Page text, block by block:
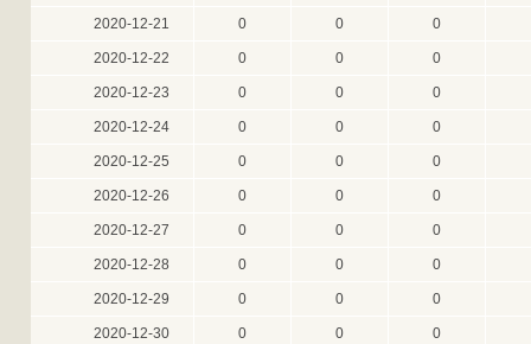
2020-12-21 0 0 0
2020-12-22 0 0 0
2020-12-23 0 0 0
2020-12-24 0 0 0
2020-12-25 0 0 0
2020-12-26 0 0 0
2020-12-27 0 0 0
2020-12-28 0 0 0
2020-12-29 0 0 0
2020-12-30 0 0 0